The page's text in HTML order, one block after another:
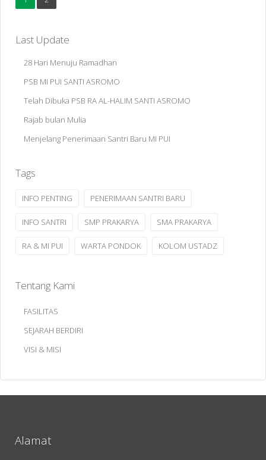
Last Update
28 Hari Menuju Ramadhan
PSB MI PUI SANTI ASROMO
Telah Dibuka PSB RA AL-HALIM SANTI ASROMO
Rajab bulan Mulia
Menjelang Penerimaan Santri Baru MI PUI
Tags
INFO PENTING PENERIMAAN SANTRI BARU
INFO SANTRI SMP PRAKARYA SMA PRAKARYA
RA & MI PUI WARTA PONDOK KOLOM USTADZ
Tentang Kami
FASILITAS
SEJARAH BERDIRI
VISI & MISI
Alamat